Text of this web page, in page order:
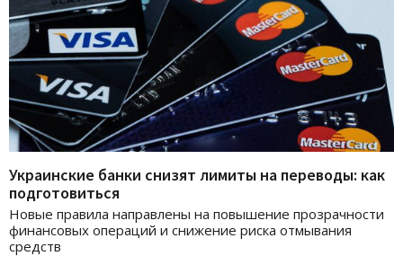
Украинские банки снизят лимиты на переводы: как
подготовиться
Новые правила направлены на повышение прозрачности
финансовых операций и снижение риска отмывания
средств